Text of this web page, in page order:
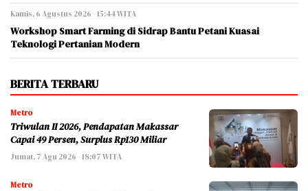
Kamis, 6 Agustus 2026 - 15:44 WITA
Workshop Smart Farming di Sidrap Bantu Petani Kuasai
Teknologi Pertanian Modern
BERITA TERBARU
Metro
Triwulan II 2026, Pendapatan Makassar
Capai 49 Persen, Surplus Rp130 Miliar
Jumat, 7 Agu 2026 - 18:07 WITA
Metro